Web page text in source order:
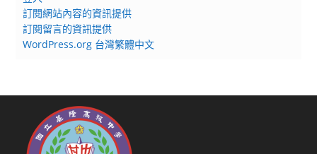
訂閱網站內容的資訊提供
訂閱留言的資訊提供
WordPress.org 台灣繁體中文